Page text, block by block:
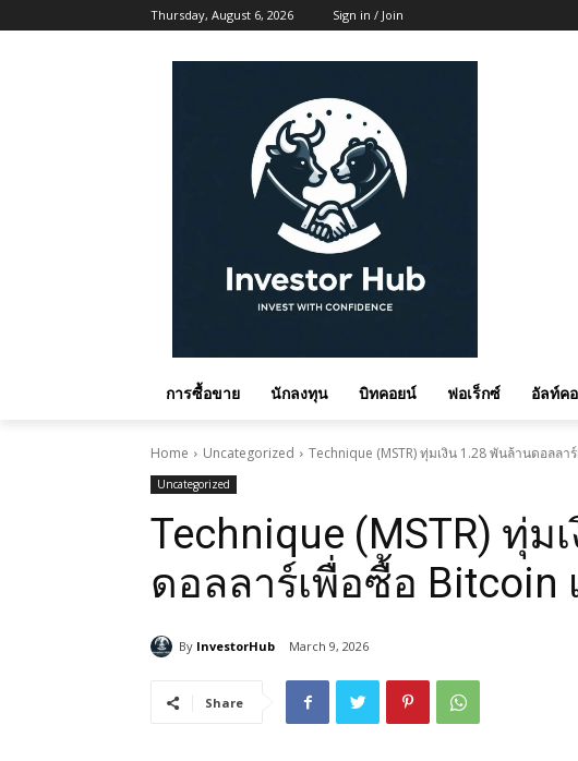
Thursday, August 6, 2026 Sign in / Join
การซื้อขาย นักลงทุน บิทคอยน์ ฟอเร็กซ์ อัลท์ค
Home Uncategorized Technique (MSTR) ทุ่มเงิน 1.28 พันล้านดอลลา
Uncategorized
Technique (MSTR) ทุ่ม
ดอลลาร์เพื่อซื้อ Bitcoin
By InvestorHub March 9, 2026
Share